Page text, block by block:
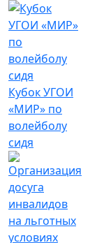
Кубок УГОИ
«МИР» по
волейболу
сидя